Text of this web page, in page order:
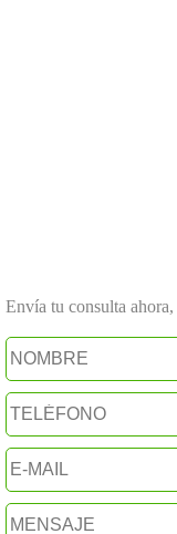
Envía tu consulta ahora,